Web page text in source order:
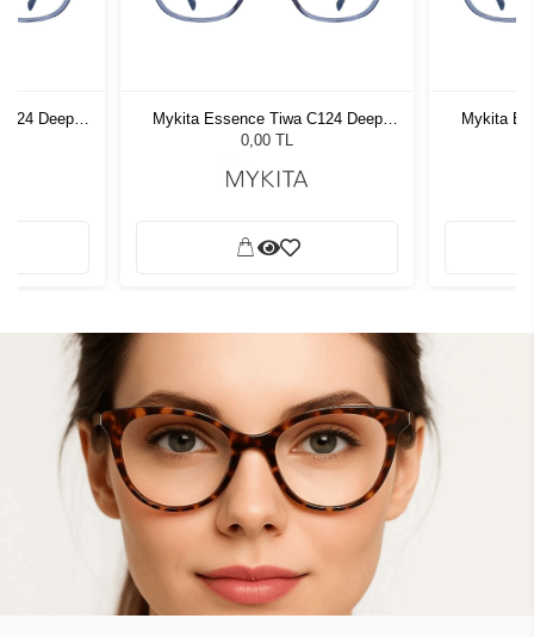
Deep
Mykita Essence Tiwa C124 Deep
Ocean/Pearl 737
0,00 TL
Mykita